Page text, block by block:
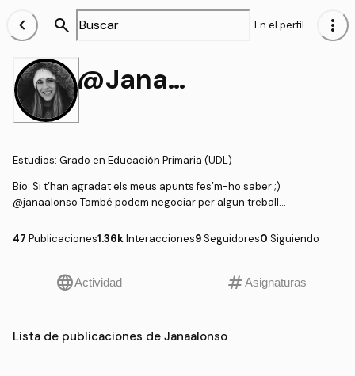
chevron_left search En el perfil more_vert
@Janaalonso
Estudios: Grado en Educación Primaria (UDL)
Bio: Si t’han agradat els meus apunts fes’m-ho saber ;)
@janaalonso També podem negociar per algun treball...
47 Publicaciones1.36kInteracciones9Seguidores0 Siguiendo
languageActividad tagAsignaturas
Lista de publicaciones de Janaalonso